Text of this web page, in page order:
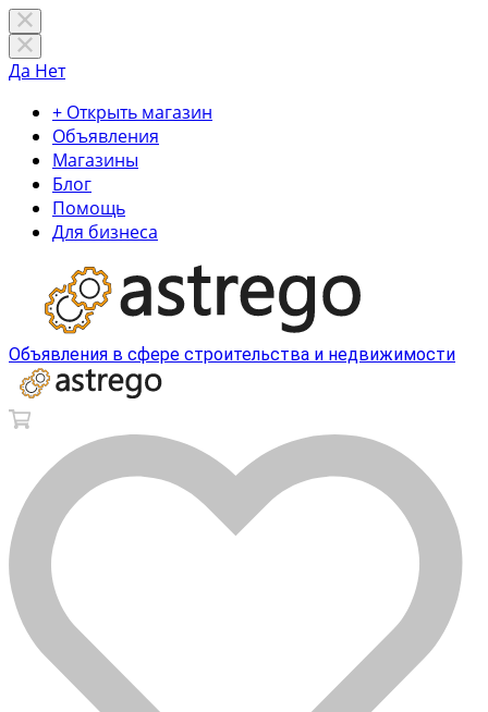
Да Нет
+ Открыть магазин
Объявления
Магазины
Блог
Помощь
Для бизнеса
Объявления в сфере строительства и недвижимости